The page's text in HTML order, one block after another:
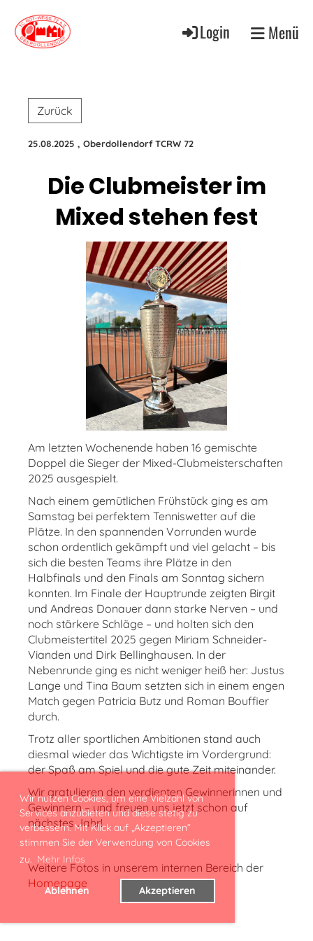
Wir nutzen Cookies, um eine Vielzahl von
Services anzubieten und diese stetig zu
verbessern. Mit Klick auf „Akzeptieren“
stimmen Sie der Verwendung von Cookies
zu. Mehr Infos
Ablehnen Akzeptieren
Login Menü
Zurück
25.08.2025 , Oberdollendorf TCRW 72
Die Clubmeister im
Mixed stehen fest
Am letzten Wochenende haben 16 gemischte
Doppel die Sieger der Mixed-Clubmeisterschaften
2025 ausgespielt.
Nach einem gemütlichen Frühstück ging es am
Samstag bei perfektem Tenniswetter auf die
Plätze. In den spannenden Vorrunden wurde
schon ordentlich gekämpft und viel gelacht – bis
sich die besten Teams ihre Plätze in den
Halbfinals und den Finals am Sonntag sichern
konnten. Im Finale der Hauptrunde zeigten Birgit
und Andreas Donauer dann starke Nerven – und
noch stärkere Schläge – und holten sich den
Clubmeistertitel 2025 gegen Miriam Schneider-
Vianden und Dirk Bellinghausen. In der
Nebenrunde ging es nicht weniger heiß her: Justus
Lange und Tina Baum setzten sich in einem engen
Match gegen Patricia Butz und Roman Bouffier
durch.
Trotz aller sportlichen Ambitionen stand auch
diesmal wieder das Wichtigste im Vordergrund:
der Spaß am Spiel und die gute Zeit miteinander.
Wir gratulieren den verdienten Gewinnerinnen und
Gewinnern – und freuen uns jetzt schon auf
nächstes Jahr!
Weitere Fotos in unserem internen Bereich der
Homepage